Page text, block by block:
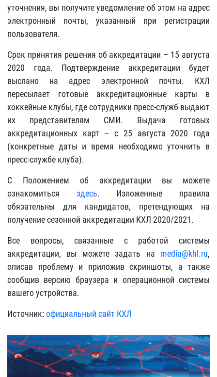
уточнения, вы получите уведомление об этом на адрес
электронный почты, указанный при регистрации
пользователя.
Срок принятия решения об аккредитации – 15 августа
2020 года. Подтверждение аккредитации будет
выслано на адрес электронной почты. КХЛ
пересылает готовые аккредитационные карты в
хоккейные клубы, где сотрудники пресс-служб выдают
их представителям СМИ. Выдача готовых
аккредитационных карт – с 25 августа 2020 года
(конкретные даты и время необходимо уточнить в
пресс-службе клуба).
С Положением об аккредитации вы можете
ознакомиться здесь. Изложенные правила
обязательны для кандидатов, претендующих на
получение сезонной аккредитации КХЛ 2020/2021.
Все вопросы, связанные с работой системы
аккредитации, вы можете задать на media@khl.ru,
описав проблему и приложив скриншоты, а также
сообщив версию браузера и операционной системы
вашего устройства.
Источник:официальный сайт КХЛ